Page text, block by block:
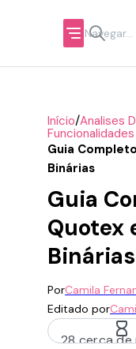
Início/Analises
Guia
Binárias
Guia
Quotex
Binárias
PorCamila
Editado por
28 cerca de